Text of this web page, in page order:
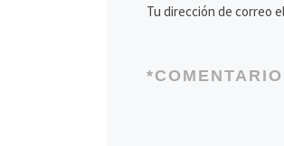
Tu dirección de correo
COMENTARIO
*